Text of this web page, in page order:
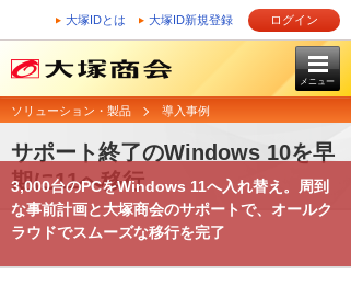
大塚IDとは 大塚ID新規登録 ログイン
メニュー
ソリューション・製品 導入事例
サポート終了のWindows 10を早
期に11へ移行
3,000台のPCをWindows 11へ入れ替え。周到
な事前計画と大塚商会のサポートで、オールク
ラウドでスムーズな移行を完了